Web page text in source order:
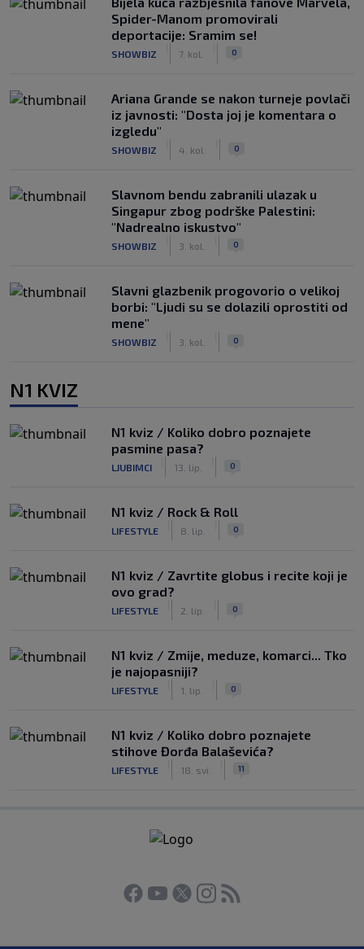
Spider-Manom promovirali
deportacije: Sramim se!
SHOWBIZ 7. kol. 0
Ariana Grande se nakon turneje povlači
iz javnosti: "Dosta joj je komentara o
izgledu"
SHOWBIZ 4. kol. 0
Slavnom bendu zabranili ulazak u
Singapur zbog podrške Palestini:
"Nadrealno iskustvo"
SHOWBIZ 3. kol. 0
Slavni glazbenik progovorio o velikoj
borbi: "Ljudi su se dolazili oprostiti od
mene"
SHOWBIZ 3. kol. 0
N1 KVIZ
N1 kviz / Koliko dobro poznajete
pasmine pasa?
LJUBIMCI 13. lip. 0
N1 kviz / Rock & Roll
LIFESTYLE 8. lip. 0
N1 kviz / Zavrtite globus i recite koji je
ovo grad?
LIFESTYLE 2. lip. 0
N1 kviz / Zmije, meduze, komarci... Tko
je najopasniji?
LIFESTYLE 1. lip. 0
N1 kviz / Koliko dobro poznajete
stihove Đorđa Balaševića?
LIFESTYLE 18. svi. 11